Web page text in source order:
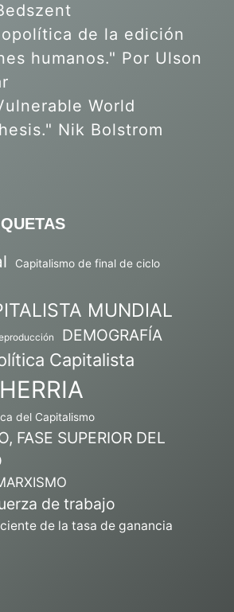
de la edición
humanos." Por Ulson
World
Nik Bolstrom
Capitalismo de final de ciclo
MUNDIAL
DEMOGRAFÍA
Capitalista
del Capitalismo
FASE SUPERIOR DEL
de trabajo
de la tasa de ganancia